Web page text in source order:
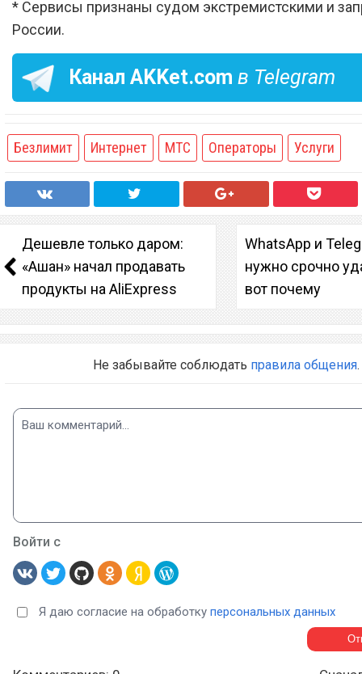
* Сервисы признаны судом экстремистскими и
России.
Канал AKKet.com в Telegram
Безлимит Интернет МТС Операторы Услуги
Дешевле только даром:
«Ашан» начал продавать
продукты на AliExpress
WhatsApp и
нужно срочно
вот почему
Не забывайте соблюдать правила общения.
Войти с
Я даю согласие на обработку персональных данных